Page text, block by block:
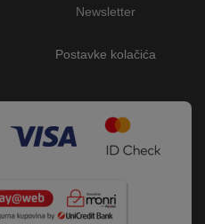
Newsletter
Postavke kolačića